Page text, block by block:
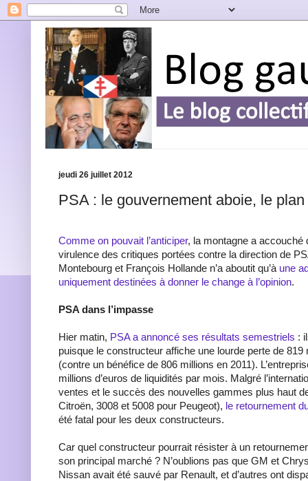
jeudi 26 juillet 2012
PSA : le gouvernement aboie, le
Comme on pouvait l’anticiper, la montagne a accouché
virulence des critiques portées contre la direction de
Montebourg et François Hollande n’a aboutit qu’à une
uniquement destinées à donner le change à l’opinion.
PSA dans l’impasse
Hier matin, PSA a annoncé ses résultats semestriels :
puisque le constructeur affiche une lourde perte de 819
(contre un bénéfice de 806 millions en 2011).
millions d’euros de liquidités par mois. Malgré
ventes et le succès des nouvelles gammes plus haut
Citroën, 3008 et 5008 pour Peugeot), le retournement
été fatal pour les deux constructeurs.
Car quel constructeur pourrait résister à un
son principal marché ? N’oublions pas que GM et
Nissan avait été sauvé par Renault, et d’autres ont